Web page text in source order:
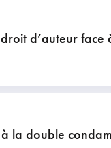
d’auteur face
la double